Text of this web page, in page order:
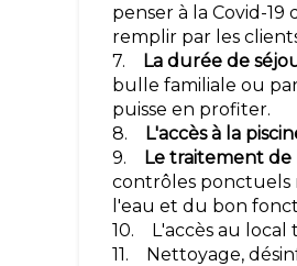
penser à la Covid-
remplir par les
7.
La durée de
bulle familiale ou
puisse en profiter.
8.
L'accès à la
9.
Le traitement de
contrôles ponctuels
l'eau et du bon
10. L'accès au
11. Nettoyage,